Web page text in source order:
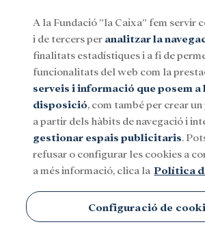
Menu
SocialInvestigació i bequesCultura
A la Fundació ”la Caixa” fem servir
i de tercers per analitzar la
finalitats estadístiques i a fi de
funcionalitats del web com la
serveis i informació que posem a
disposició, com també per crear
a partir dels hàbits de navegació i
gestionar espais publicitaris.
refusar o configurar les cookies a
a més informació, clica la Política
Configuració de